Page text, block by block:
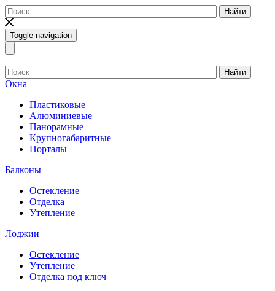
Найти
Toggle navigation
Найти
Окна
Пластиковые
Алюминиевые
Панорамные
Крупногабаритные
Порталы
Балконы
Остекление
Отделка
Утепление
Лоджии
Остекление
Утепление
Отделка под ключ